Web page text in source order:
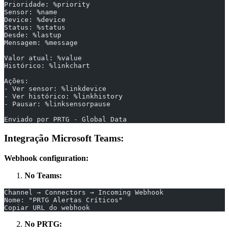
Prioridade: %priority
Sensor: %name
Device: %device
Status: %status
Desde: %lastup
Mensagem: %message
Valor atual: %value
Histórico: %linkchart
Ações:
- Ver sensor: %linkdevice
- Ver histórico: %linkhistory
- Pausar: %linksensorpause
Enviado por PRTG - Global Data
Integração Microsoft Teams:
Webhook configuration:
No Teams:
Channel → Connectors → Incoming Webhook
Nome: "PRTG Alertas Críticos"
Copiar URL do webhook
No PRTG: